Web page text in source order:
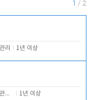
1 / 2
리 1년 이상
카운터 및 객실관리 전반 1년 이상